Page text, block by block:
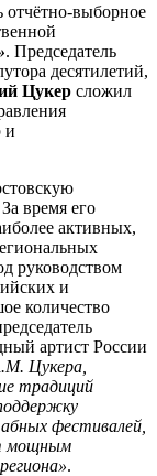
отчётно-выборное
. Председатель
десятилетий,
Цукер сложил
и
За время его
активных,
руководством
и
количество
артист России
Цукера,
традиций
фестивалей,
мощным
.